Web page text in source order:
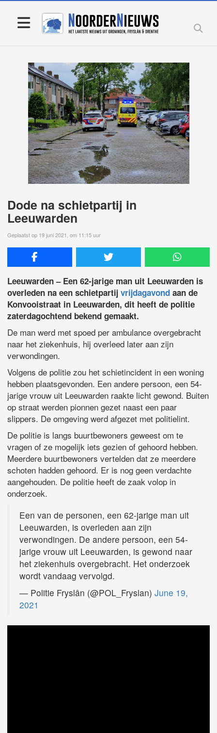
Dode na schietpartij in
Leeuwarden
Geplaatst op 19 juni 2021, om 11:15 uur
Leeuwarden – Een 62-jarige man uit Leeuwarden is
overleden na een schietpartij vrijdagavond aan de
Konvooistraat in Leeuwarden, dit heeft de politie
zaterdagochtend bekend gemaakt.
De man werd met spoed per ambulance overgebracht
naar het ziekenhuis, hij overleed later aan zijn
verwondingen.
Volgens de politie zou het schietincident in een woning
hebben plaatsgevonden. Een andere persoon, een 54-
jarige vrouw uit Leeuwarden raakte licht gewond. Buiten
op straat werden pionnen gezet naast een paar
slippers. De omgeving werd afgezet met politielint.
De politie is langs buurtbewoners geweest om te
vragen of ze mogelijk iets gezien of gehoord hebben.
Meerdere buurtbewoners vertelden dat ze meerdere
schoten hadden gehoord. Er is nog geen verdachte
aangehouden. De politie heeft de zaak volop in
onderzoek.
Een van de personen, een 62-jarige man uit
Leeuwarden, is overleden aan zijn
verwondingen. De andere persoon, een 54-
jarige vrouw uit Leeuwarden, is gewond naar
het ziekenhuis overgebracht. Het onderzoek
wordt vandaag vervolgd.
— Politie Fryslân (@POL_Fryslan) June 19,
2021